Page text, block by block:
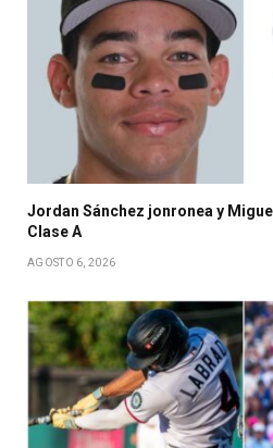
Jordan Sánchez jonronea y
Clase A
AGOSTO 6, 2026